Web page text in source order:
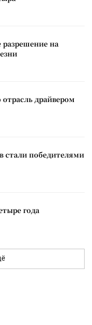
разрешение на
драйвером
стали победителями
года